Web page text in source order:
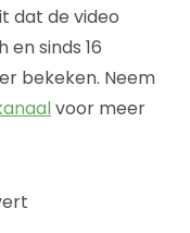
dat de video
en sinds 16
bekeken. Neem
voor meer